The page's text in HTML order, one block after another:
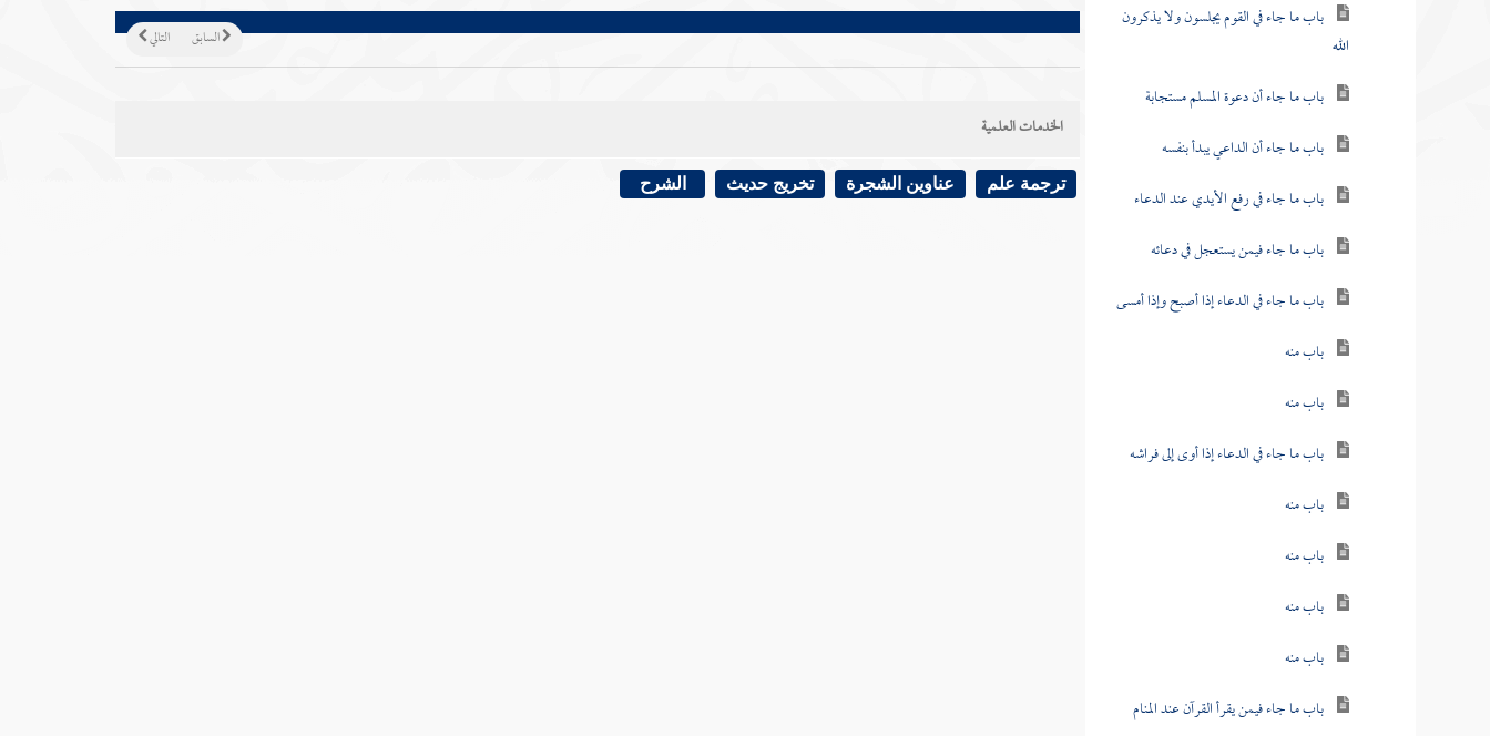
باب ما جاء في القوم يجلسون ولا يذكرون
الله
باب ما جاء أن دعوة المسلم مستجابة
باب ما جاء أن الداعي يبدأ بنفسه
باب ما جاء في رفع الأيدي عند الدعاء
باب ما جاء فيمن يستعجل في دعائه
باب ما جاء في الدعاء إذا أصبح وإذا أمسى
باب منه
باب منه
باب ما جاء في الدعاء إذا أوى إلى فراشه
باب منه
باب منه
باب منه
باب منه
باب ما جاء فيمن يقرأ القرآن عند المنام
التالي السابق
الخدمات العلمية
ترجمة علم عناوين الشجرة تخريج حديث الشرح